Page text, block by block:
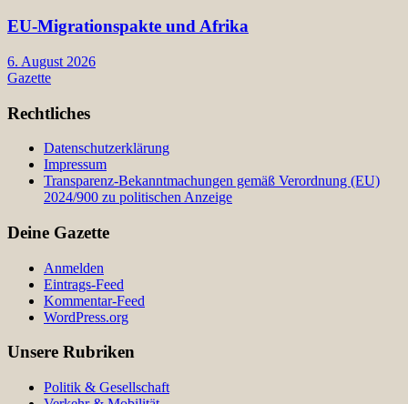
EU-Migrationspakte und Afrika
6. August 2026
Gazette
Rechtliches
Datenschutzerklärung
Impressum
Transparenz-Bekanntmachungen gemäß Verordnung (EU)
2024/900 zu politischen Anzeige
Deine Gazette
Anmelden
Eintrags-Feed
Kommentar-Feed
WordPress.org
Unsere Rubriken
Politik & Gesellschaft